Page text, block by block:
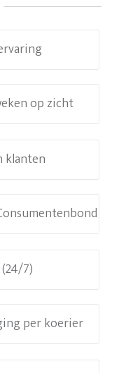
op zicht
klanten
7)
per koerier